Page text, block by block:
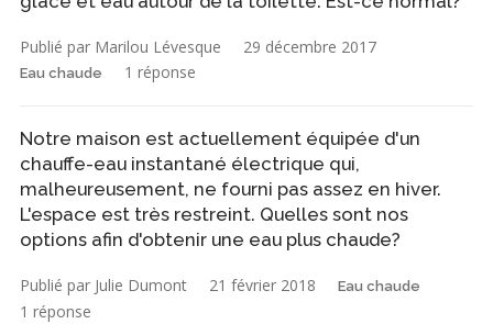
Publié par Marilou Lévesque 29 décembre 2017
Eau chaude 1 réponse
Notre maison est actuellement équipée d'un
chauffe-eau instantané électrique qui,
malheureusement, ne fourni pas assez en hiver.
L'espace est très restreint. Quelles sont nos
options afin d'obtenir une eau plus chaude?
Publié par Julie Dumont 21 février 2018 Eau chaude
1 réponse